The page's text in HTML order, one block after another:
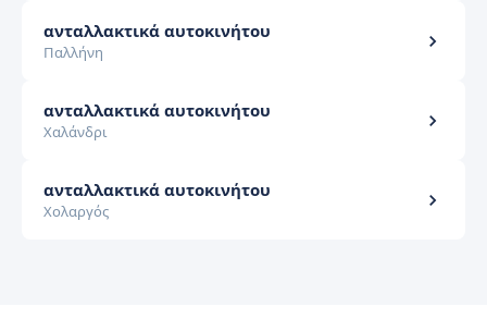
ανταλλακτικά αυτοκινήτου
Παλλήνη
ανταλλακτικά αυτοκινήτου
Χαλάνδρι
ανταλλακτικά αυτοκινήτου
Χολαργός